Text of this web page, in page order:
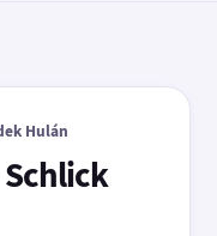
Hulán